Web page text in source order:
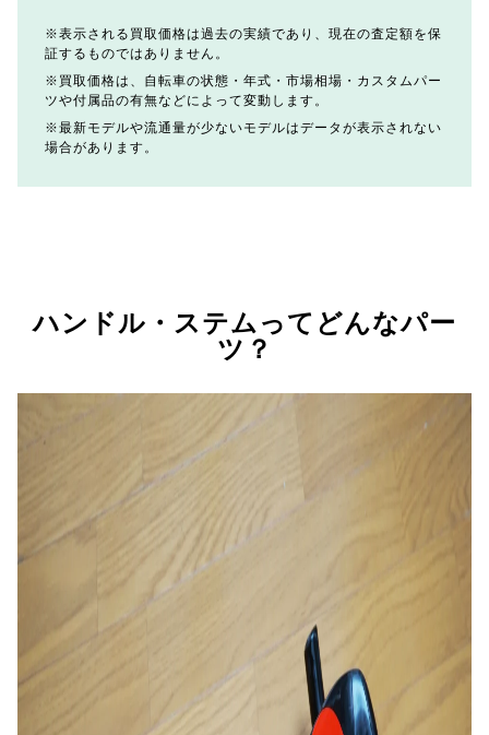
表示される買取価格は過去の実績であり、現在の査定額を保
証するものではありません。
買取価格は、自転車の状態・年式・市場相場・カスタムパー
ツや付属品の有無などによって変動します。
最新モデルや流通量が少ないモデルはデータが表示されない
場合があります。
ハンドル・ステムってどんなパー
ツ？